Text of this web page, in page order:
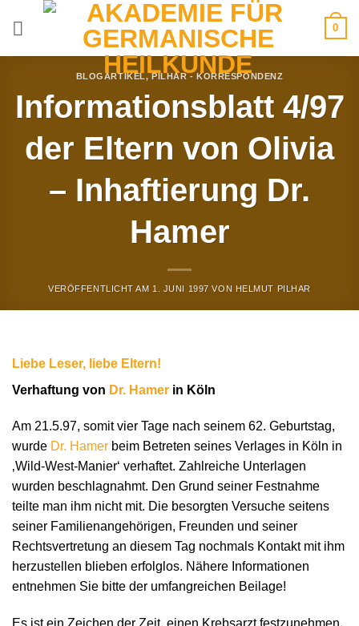
0
BLOGARTIKEL,PILHAR - KORRESPONDENZ
Informationsblatt 4/97
der Eltern von Olivia
– Inhaftierung Dr.
Hamer
VERÖFFENTLICHT AM 1. JUNI 1997 VON HELMUT PILHAR
Liebe Leser, liebe Eltern!
Verhaftung von Dr. Hamer in Köln
Am 21.5.97, somit vier Tage nach seinem 62. Geburtstag,
wurde Dr. Hamer beim Betreten seines Verlages in Köln in
‚Wild-West-Manier‘ verhaftet. Zahlreiche Unterlagen
wurden beschlagnahmt. Den Grund seiner Festnahme
teilte man ihm nicht mit. Die besorgten Versuche seitens
seiner Familienangehörigen, Freunden und seiner
Rechtsvertretung an diesem Tag nochmals Kontakt mit ihm
herzustellen blieben erfolglos. Nähere Informationen
entnehmen Sie bitte der umfangreichen Beilage!